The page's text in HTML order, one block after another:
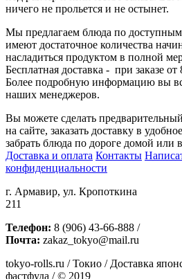
ничего не прольется и не остынет.
Мы предлагаем блюда по
имеют достаточное количества
насладиться продуктом в полной
Бесплатная доставка - при заказе от
Более подробную информацию вы
наших менеджеров.
Вы можете сделать
на сайте, заказать доставку в
забрать блюда по дороге домой или
Доставка и оплата Контакты
конфиденциальности
г. Армавир, ул. Кропоткина
211
Телефон: 8 (906) 43-66-888 /
Почта: zakaz_tokyo@mail.ru
tokyo-rolls.ru / Токио / Доставка
фастфуда / © 2019